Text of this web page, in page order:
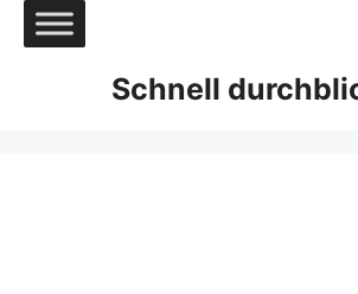
Zum
Inhalt
Schnell